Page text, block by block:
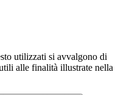
utilizzati si avvalgono di
alle finalità illustrate nella